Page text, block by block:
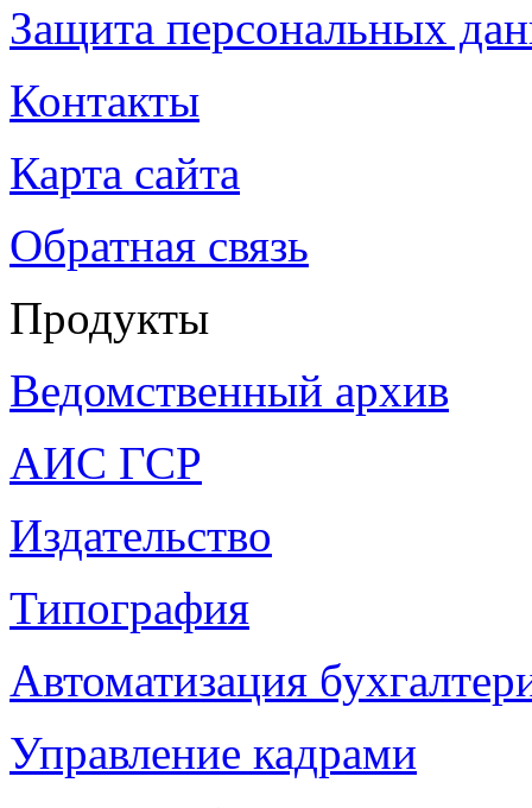
Защита персональных
Контакты
Карта сайта
Обратная связь
Продукты
Ведомственный архив
АИС ГСР
Издательство
Типография
Автоматизация
Управление кадрами